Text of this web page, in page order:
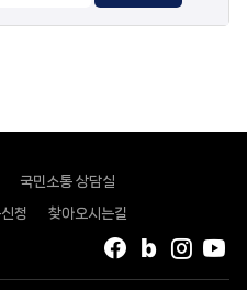
국민소통 상담실
청 찾아오시는길